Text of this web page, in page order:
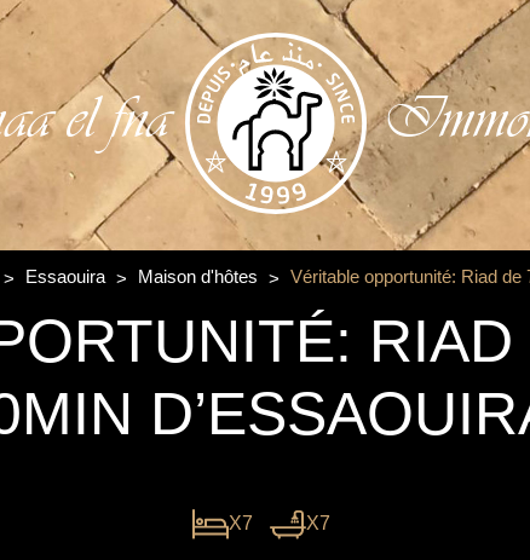
el fna
Essaouira Maison d'hôtes Véritable opportunité: Riad
X7 X7